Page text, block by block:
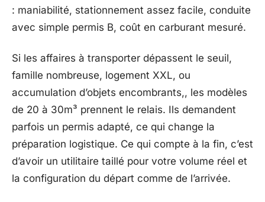
: maniabilité, stationnement assez facile, conduite
avec simple permis B, coût en carburant mesuré.
Si les affaires à transporter dépassent le seuil,
famille nombreuse, logement XXL, ou
accumulation d’objets encombrants,, les modèles
de 20 à 30m³ prennent le relais. Ils demandent
parfois un permis adapté, ce qui change la
préparation logistique. Ce qui compte à la fin, c’est
d’avoir un utilitaire taillé pour votre volume réel et
la configuration du départ comme de l’arrivée.